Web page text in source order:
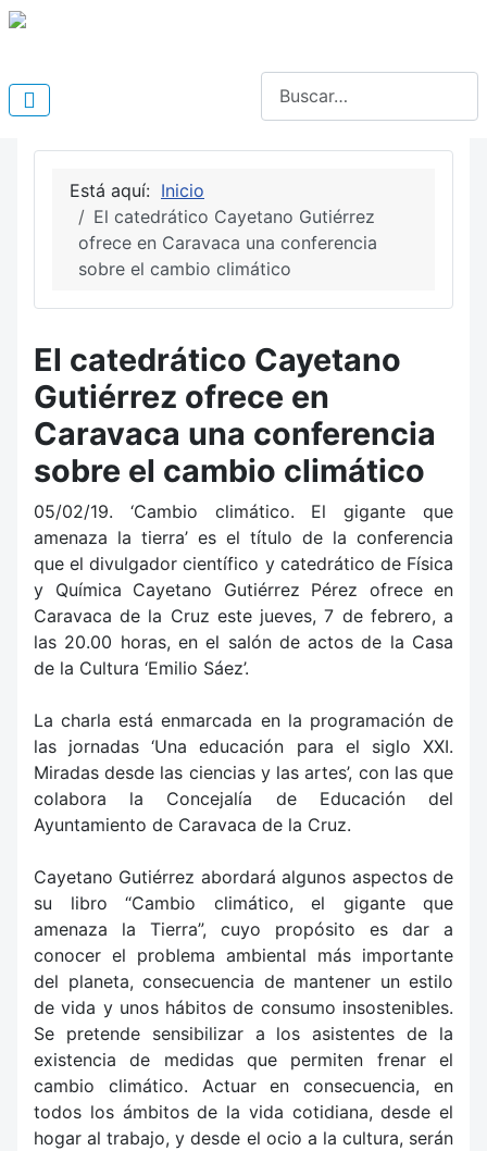
Está aquí: Inicio
El catedrático Cayetano Gutiérrez
ofrece en Caravaca una conferencia
sobre el cambio climático
El catedrático Cayetano
Gutiérrez ofrece en
Caravaca una conferencia
sobre el cambio climático
05/02/19. ‘Cambio climático. El gigante que
amenaza la tierra’ es el título de la conferencia
que el divulgador científico y catedrático de Física
y Química Cayetano Gutiérrez Pérez ofrece en
Caravaca de la Cruz este jueves, 7 de febrero, a
las 20.00 horas, en el salón de actos de la Casa
de la Cultura ‘Emilio Sáez’.
La charla está enmarcada en la programación de
las jornadas ‘Una educación para el siglo XXI.
Miradas desde las ciencias y las artes’, con las que
colabora la Concejalía de Educación del
Ayuntamiento de Caravaca de la Cruz.
Cayetano Gutiérrez abordará algunos aspectos de
su libro “Cambio climático, el gigante que
amenaza la Tierra”, cuyo propósito es dar a
conocer el problema ambiental más importante
del planeta, consecuencia de mantener un estilo
de vida y unos hábitos de consumo insostenibles.
Se pretende sensibilizar a los asistentes de la
existencia de medidas que permiten frenar el
cambio climático. Actuar en consecuencia, en
todos los ámbitos de la vida cotidiana, desde el
hogar al trabajo, y desde el ocio a la cultura, serán